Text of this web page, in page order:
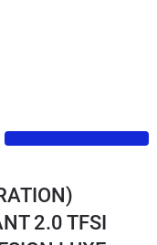
2.0 TFSI